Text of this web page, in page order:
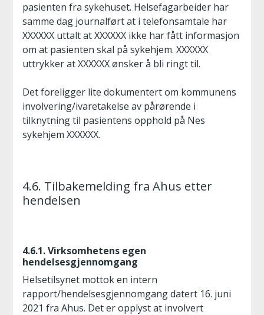
pasienten fra sykehuset. Helsefagarbeider har
samme dag journalført at i telefonsamtale har
XXXXXX uttalt at XXXXXX ikke har fått informasjon
om at pasienten skal på sykehjem. XXXXXX
uttrykker at XXXXXX ønsker å bli ringt til.
Det foreligger lite dokumentert om kommunens
involvering/ivaretakelse av pårørende i
tilknytning til pasientens opphold på Nes
sykehjem XXXXXX.
4.6. Tilbakemelding fra Ahus etter
hendelsen
4.6.1. Virksomhetens egen
hendelsesgjennomgang
Helsetilsynet mottok en intern
rapport/hendelsesgjennomgang datert 16. juni
2021 fra Ahus. Det er opplyst at involvert